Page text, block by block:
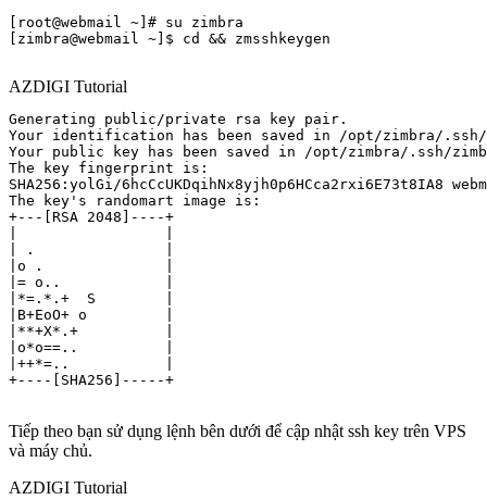
[root@webmail ~]# su zimbra
[zimbra@webmail ~]$ cd && zmsshkeygen
AZDIGI Tutorial
Generating public/private rsa key pair.
Your identification has been saved in /opt/zimbra/
Your public key has been saved in /opt/zimbra/.ssh/
The key fingerprint is:
SHA256:yolGi/6hcCcUKDqihNx8yjh0p6HCca2rxi6E73t8IA8
The key's randomart image is:
+---[RSA 2048]----+
| .               |
|o .              |
|= o..            |
|*=.*.+  S        |
|B+EoO+ o         |
|**+X*.+          |
|o*o==..          |
|++*=..           |
+----[SHA256]-----+
Tiếp theo bạn sử dụng lệnh bên dưới để cập nhật ssh key trên VPS
và máy chủ.
AZDIGI Tutorial